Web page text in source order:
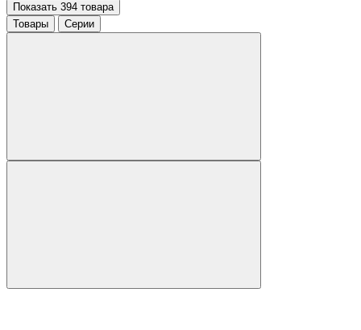
Показать 394 товара
Товары
Серии